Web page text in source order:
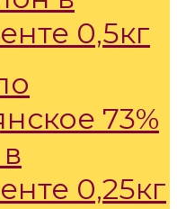
0,5кг
73%
0,25кг